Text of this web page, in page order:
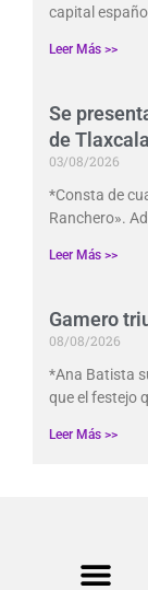
capital
Leer Más >>
Se
de Tlaxcala
03/08/2026
*Consta de
Ranchero».
Leer Más >>
Gamero
08/08/2026
*Ana Batista
que el festejo
Leer Más >>